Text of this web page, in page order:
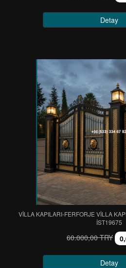
Detay
VİLLA KAPILARI-FERFORJE VİLLA
IST19675
60.000,00 TRY
Detay